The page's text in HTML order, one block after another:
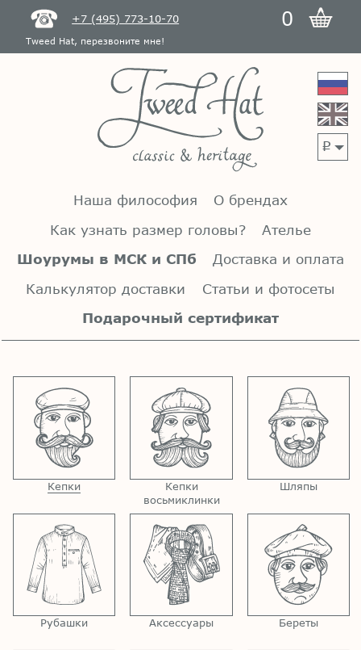
+7 (495) 773-10-70 0
Tweed Hat, перезвоните мне!
p
Наша философия
О брендах
Как узнать размер головы?
Ателье
Шоурумы в МСК и СПб
Доставка и оплата
Калькулятор доставки
Статьи и фотосеты
Подарочный сертификат
Кепки
Кепки
восьмиклинки
Шляпы
Рубашки Аксессуары Береты